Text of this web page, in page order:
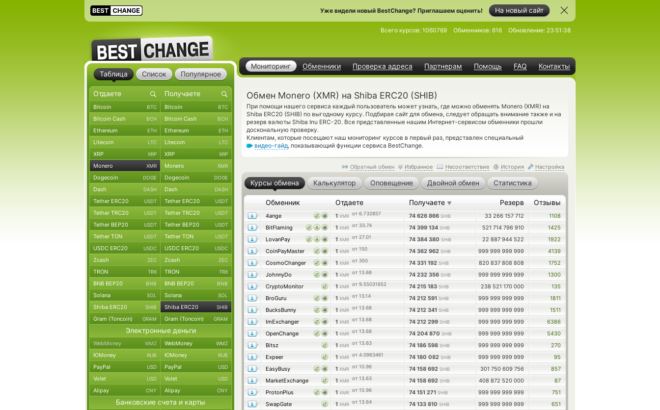
На новый сайт
Уже видели новый BestChange? Приглашаем оценить!
Мониторинг Обменники Проверка адреса Партнерам Помощь FAQ Контакты
Всего курсов: 1060769 Обменников: 616 Обновление: 23:51:38
Обмен Monero (XMR) на Shiba ERC20 (SHIB)
При помощи нашего сервиса каждый пользователь может узнать, где можно обменять Monero (XMR) на
Shiba ERC20 (SHIB) по выгодному курсу. Подбирая сайт для обмена, следует обращать внимание также и на
резерв валюты Shiba Inu ERC-20. Все представленные нашим Интернет-сервисом обменники прошли
доскональную проверку.
Клиентам, которые посещают наш мониторинг курсов в первый раз, представлен специальный
видео-гайд, показывающий функции сервиса BestChange.
Обратный обмен Избранное Несоответствие История Настройка
Курсы обмена Калькулятор Оповещение Двойной обмен Статистика
Обменник Отдаете Получаете ▼ Резерв Отзывы
4ange 1 XMR от 6.732857 74 626 866 SHIB 33 266 157 712
1108
BitFlaming
1 XMR от 33.74 74 399 134 SHIB 521 714 796 910
1425
LovanPay
1 XMR от 27.01 74 384 380 SHIB 22 887 944 522
1922
CoinPayMaster
1 XMR от 150 74 362 962 SHIB 999 999 999 999
4139
CosmoChanger
1 XMR от 350 74 331 192 SHIB 820 837 808 808
1752
JohnnyDo
1 XMR от 13.68 74 232 356 SHIB 999 999 999 999
1300
CryptoMonitor
1 XMR от 9.55031652 74 215 183 SHIB 238 521 170 000
135
BroGuru
1 XMR от 13.14 74 212 591 SHIB 999 999 999 999
1811
BucksBunny
1 XMR от 13.68 74 212 341 SHIB 999 999 999 999
1511
ImExchanger
1 XMR от 13.68 74 212 299 SHIB 999 999 999 999
6386
OpenChange
1 XMR от 13.68 74 204 870 SHIB 999 999 999 999
5430
Bitsz
1 XMR от 13.63 74 186 598 SHIB 999 999 999 999
270
Expeer
1 XMR от 4.0963461 74 180 082 SHIB 999 999 999 999
95
EasyBusy
1 XMR от 10.96 74 158 692 SHIB 301 750 609 756
857
MarketExchange
1 XMR от 13.63 74 158 692 SHIB 408 872 520 000
87
ProtonPlus
1 XMR от 10.96 74 151 271 SHIB 999 999 999 999
751
SwapGate
1 XMR от 13.64 74 133 810 SHIB 999 999 999 999
651
Таблица Список Популярное
Bitcoin BTC Bitcoin BTC
Bitcoin Cash BCH Bitcoin Cash BCH
Ethereum ETH Ethereum ETH
Litecoin LTC Litecoin LTC
XRP XRP XRP XRP
Monero XMR Monero XMR
Dogecoin DOGE Dogecoin DOGE
Dash DASH Dash DASH
Tether ERC20 USDT Tether ERC20 USDT
Tether TRC20 USDT Tether TRC20 USDT
Tether BEP20 USDT Tether BEP20 USDT
Tether TON USDT Tether TON USDT
USDC ERC20 USDC USDC ERC20 USDC
Zcash ZEC Zcash ZEC
TRON TRX TRON TRX
BNB BEP20 BNB BNB BEP20 BNB
Solana SOL Solana SOL
Shiba ERC20 SHIB Shiba ERC20 SHIB
Gram (Toncoin) GRAM Gram (Toncoin) GRAM
Электронные деньги
WebMoney WMZ WebMoney WMZ
ЮMoney RUB ЮMoney RUB
PayPal USD PayPal USD
Volet USD Volet USD
Alipay CNY Alipay CNY
Банковские счета и карты